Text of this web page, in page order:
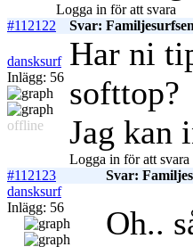
Logga in för att svara
#112122
Svar:
dansksurf
Inlägg: 56
offline
Har ni
softtop?
Jag kan
Logga in för att svara
#112123
Svar:
dansksurf
Inlägg: 56
Oh..